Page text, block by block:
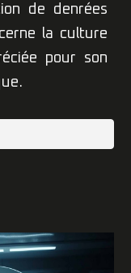
de denrées
la culture
pour son